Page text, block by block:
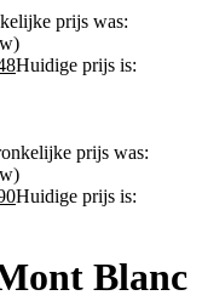
prijs was:
Huidige prijs is:
prijs was:
Huidige prijs is:
Blanc